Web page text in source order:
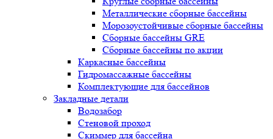
Металлические сборные бассейны
Морозоустойчивые сборные бассейны
Сборные бассейны GRE
Сборные бассейны по акции
Каркасные бассейны
Гидромассажные бассейны
Комплектующие для бассейнов
Закладные детали
Водозабор
Стеновой проход
Скиммер для бассейна